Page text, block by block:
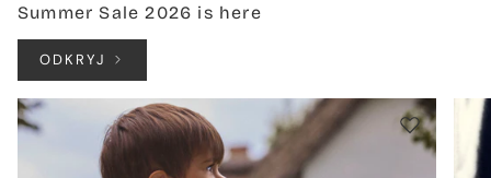
Summer Sale 2026 is here
ODKRYJ